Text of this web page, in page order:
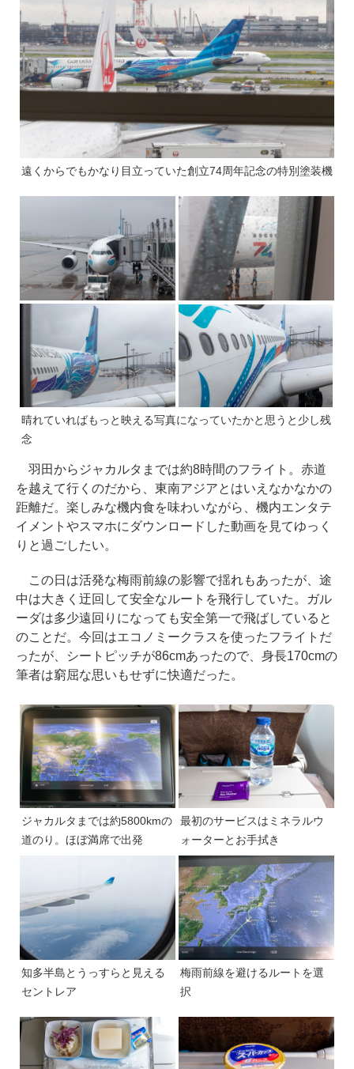
遠くからでもかなり目立っていた創立74周年記念の特別塗装機
晴れていればもっと映える写真になっていたかと思うと少し残
念
羽田からジャカルタまでは約8時間のフライト。赤道
を越えて行くのだから、東南アジアとはいえなかなかの
距離だ。楽しみな機内食を味わいながら、機内エンタテ
イメントやスマホにダウンロードした動画を見てゆっく
りと過ごしたい。
この日は活発な梅雨前線の影響で揺れもあったが、途
中は大きく迂回して安全なルートを飛行していた。ガル
ーダは多少遠回りになっても安全第一で飛ばしていると
のことだ。今回はエコノミークラスを使ったフライトだ
ったが、シートピッチが86cmあったので、身長170cmの
筆者は窮屈な思いもせずに快適だった。
ジャカルタまでは約5800kmの
道のり。ほぼ満席で出発
最初のサービスはミネラルウ
ォーターとお手拭き
知多半島とうっすらと見える
セントレア
梅雨前線を避けるルートを選
択